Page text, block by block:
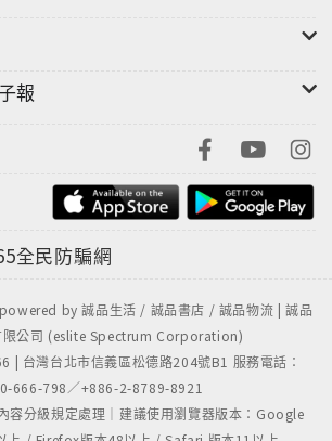
報
全民防騙網
by 誠品生活 / 誠品書店 / 誠品物流 | 誠品
限公司 (eslite Spectrum Corporation)
| 台灣台北市信義區松德路204號B1 服務電話：
666-798／+886-2-8789-8921
容分級規定處理｜建議使用瀏覽器版本：Google